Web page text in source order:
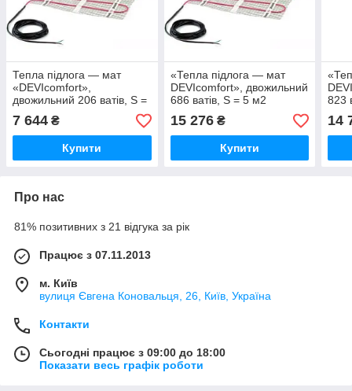
Тепла підлога — мат
«DEVIcomfort»,
двожильний 206 ватів, S =
1,5 м2
7 644 ₴
Купити
«Тепла підлога — мат
DEVIcomfort», двожильний
686 ватів, S = 5 м2
15 276₴
Купити
823
14
Про нас
81% позитивних з 21 відгука за рік
Працює з 07.11.2013
м. Київ
вулиця Євгена Коновальця, 26, Київ, Україна
Контакти
Сьогодні працює з 09:00 до 18:00
Показати весь графік роботи